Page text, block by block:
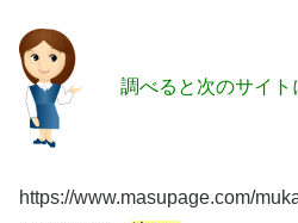
調べると次のサイト
https://www.masupage.com/